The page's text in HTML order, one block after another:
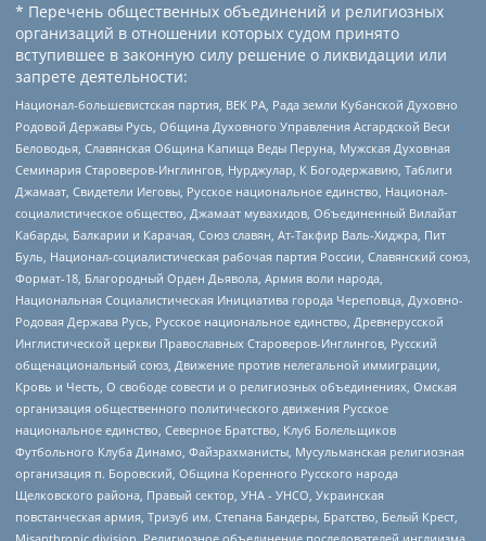
* Перечень общественных объединений и религиозных
организаций в отношении которых судом принято
вступившее в законную силу решение о ликвидации или
запрете деятельности:
Национал-большевистская партия, ВЕК РА, Рада земли Кубанской Духовно
Родовой Державы Русь, Община Духовного Управления Асгардской Веси
Беловодья, Славянская Община Капища Веды Перуна, Мужская Духовная
Семинария Староверов-Инглингов, Нурджулар, К Богодержавию, Таблиги
Джамаат, Свидетели Иеговы, Русское национальное единство, Национал-
социалистическое общество, Джамаат мувахидов, Объединенный Вилайат
Кабарды, Балкарии и Карачая, Союз славян, Ат-Такфир Валь-Хиджра, Пит
Буль, Национал-социалистическая рабочая партия России, Славянский союз,
Формат-18, Благородный Орден Дьявола, Армия воли народа,
Национальная Социалистическая Инициатива города Череповца, Духовно-
Родовая Держава Русь, Русское национальное единство, Древнерусской
Инглистической церкви Православных Староверов-Инглингов, Русский
общенациональный союз, Движение против нелегальной иммиграции,
Кровь и Честь, О свободе совести и о религиозных объединениях, Омская
организация общественного политического движения Русское
национальное единство, Северное Братство, Клуб Болельщиков
Футбольного Клуба Динамо, Файзрахманисты, Мусульманская религиозная
организация п. Боровский, Община Коренного Русского народа
Щелковского района, Правый сектор, УНА - УНСО, Украинская
повстанческая армия, Тризуб им. Степана Бандеры, Братство, Белый Крест,